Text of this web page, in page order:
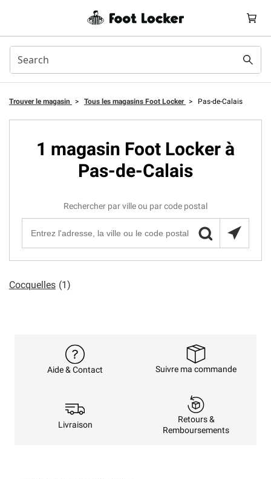
Trouver le magasin > Tous les magasins Foot Locker > Pas-de-Calais
1 magasin Foot Locker à
Pas-de-Calais
Rechercher par ville ou par code postal
Cocquelles (1)
Aide & Contact Suivre ma commande
Livraison
Retours &
Remboursements